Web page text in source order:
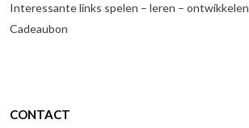
Interessante links spelen – leren – ontwikkelen
Cadeaubon
CONTACT